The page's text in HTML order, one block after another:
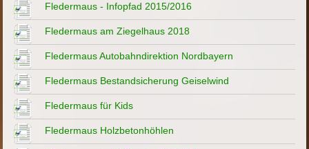
Fledermaus - Infopfad 2015/2016
Fledermaus am Ziegelhaus 2018
Fledermaus Autobahndirektion Nordbayern
Fledermaus Bestandsicherung Geiselwind
Fledermaus für Kids
Fledermaus Holzbetonhöhlen